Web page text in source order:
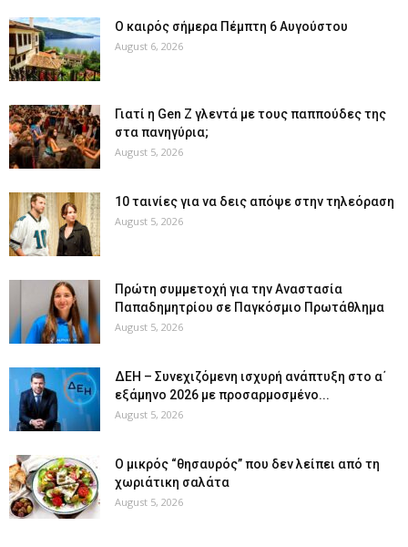
Ο καιρός σήμερα Πέμπτη 6 Αυγούστου
August 6, 2026
Γιατί η Gen Z γλεντά με τους παππούδες της
στα πανηγύρια;
August 5, 2026
10 ταινίες για να δεις απόψε στην τηλεόραση
August 5, 2026
Πρώτη συμμετοχή για την Αναστασία
Παπαδημητρίου σε Παγκόσμιο Πρωτάθλημα
August 5, 2026
ΔΕΗ – Συνεχιζόμενη ισχυρή ανάπτυξη στο α΄
εξάμηνο 2026 με προσαρμοσμένο...
August 5, 2026
O μικρός “θησαυρός” που δεν λείπει από τη
χωριάτικη σαλάτα
August 5, 2026